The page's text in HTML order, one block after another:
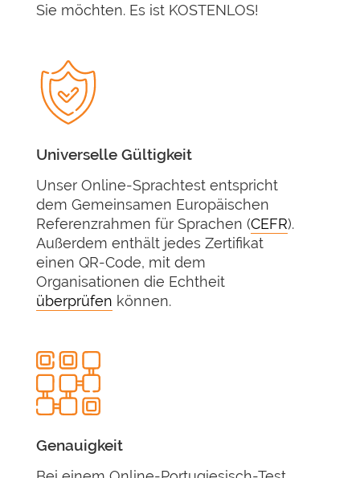
Sie möchten. Es ist KOSTENLOS!
Universelle Gültigkeit
Unser Online-Sprachtest entspricht
dem Gemeinsamen Europäischen
Referenzrahmen für Sprachen (CEFR).
Außerdem enthält jedes Zertifikat
einen QR-Code, mit dem
Organisationen die Echtheit
überprüfen können.
Genauigkeit